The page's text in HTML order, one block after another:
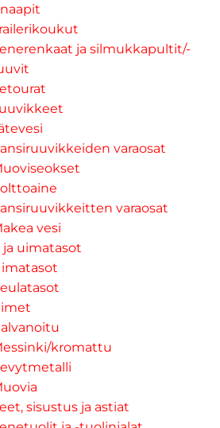
ja silmukkapultit/-
varaosat
varaosat
vesi
ja uimatasot
kromattu
sisustus ja astiat